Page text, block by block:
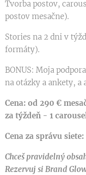
Tvorba postov,
postov mesačne).
Stories na 2 dni v
formáty).
BONUS: Moja
na otázky a ankety, a
Cena: od 290 €
za týždeň - 1
Cena za správu
Chceš pravidelný
Rezervuj si Brand